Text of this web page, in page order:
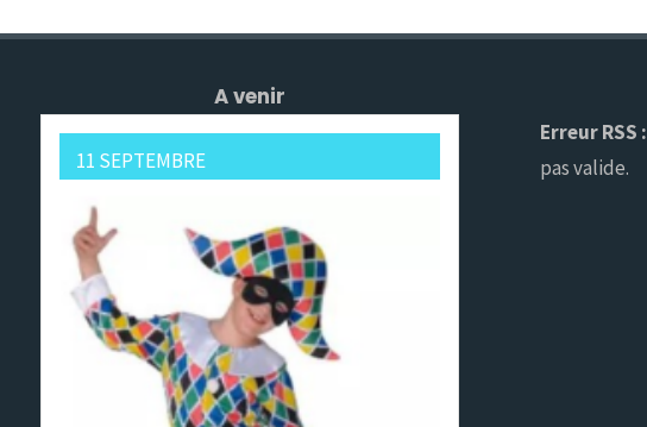
A venir
11 SEPTEMBRE
Erreur RSS :
pas valide.